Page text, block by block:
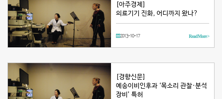
[아주경제]
의료기기 진화, 어디까지 왔나?
2013-10-17 Read More >
[경향신문]
예송이비인후과 ‘목소리 관찰·분석
장비’ 특허